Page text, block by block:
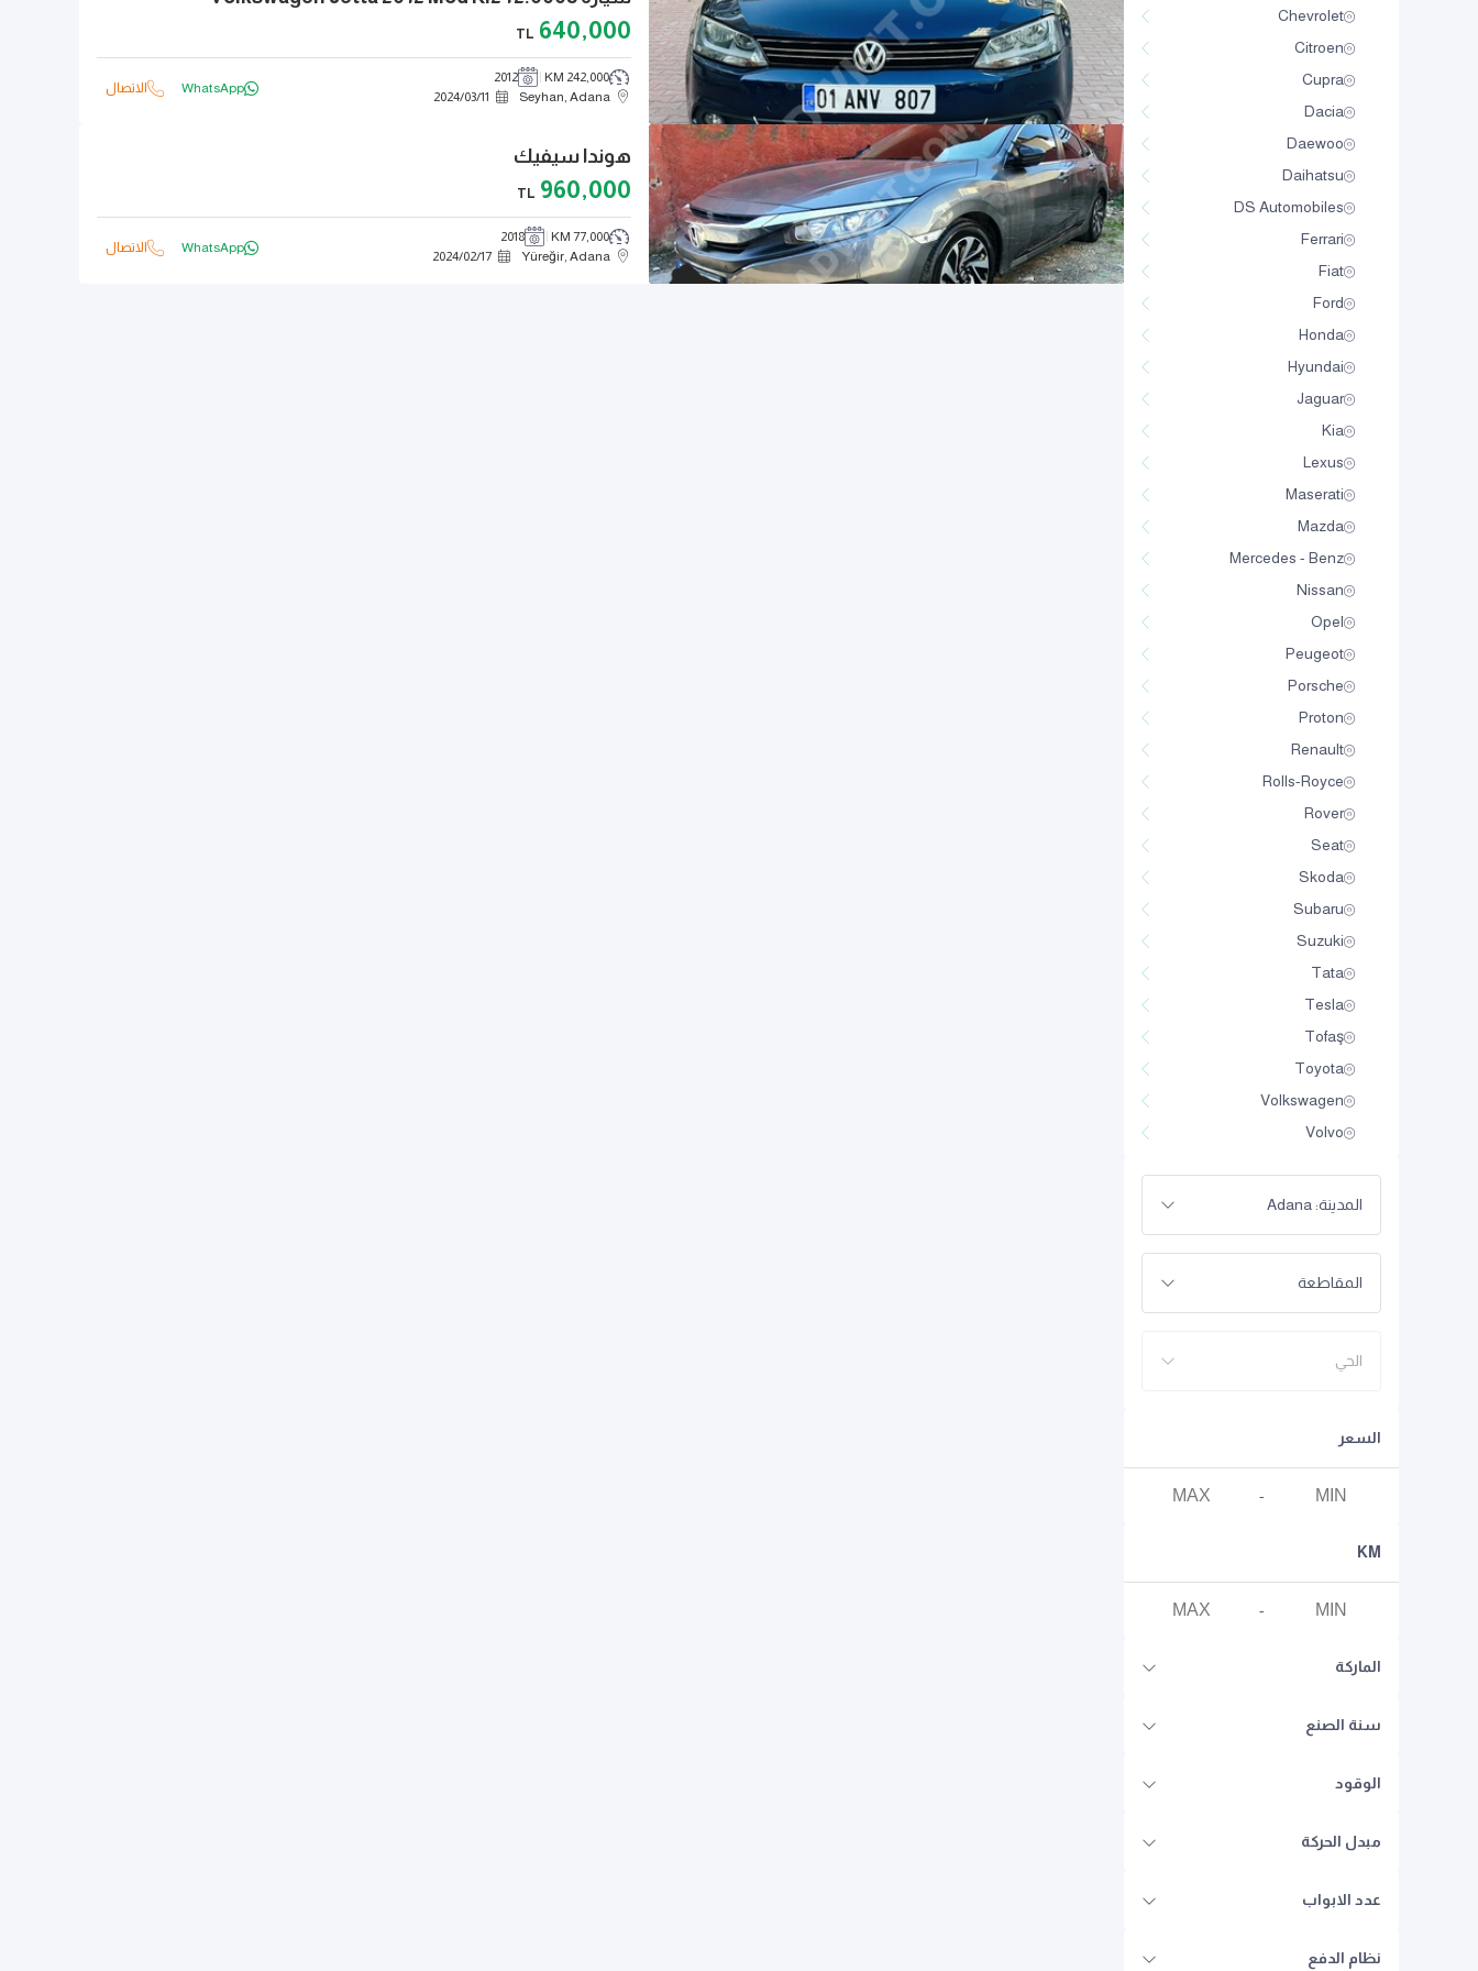
Chevrolet
Citroen
Cupra
Dacia
Daewoo
Daihatsu
DS Automobiles
Ferrari
Fiat
Ford
Honda
Hyundai
Jaguar
Kia
Lexus
Maserati
Mazda
Mercedes - Benz
Nissan
Opel
Peugeot
Porsche
Proton
Renault
Rolls-Royce
Rover
Seat
Skoda
Subaru
Suzuki
Tata
Tesla
Tofaş
Toyota
Volkswagen
Volvo
المدينة: Adana
المقاطعة
الحي
السعر
-
KM
-
الماركة
سنة الصنع
الوقود
مبدل الحركة
عدد الابواب
نظام الدفع
640,000
TL
242,000 KM
2012
Seyhan, Adana
2024/03/11
WhatsApp الاتصال
هوندا سيفيك
960,000
TL
77,000 KM
2018
Yüreğir, Adana
2024/02/17
WhatsApp الاتصال